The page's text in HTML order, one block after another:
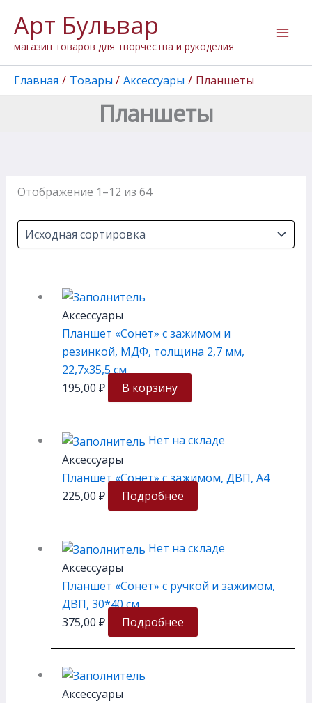
содержимому
Арт Бульвар
магазин товаров для творчества и рукоделия
Главная Товары Аксессуары Планшеты
Планшеты
Отображение 1–12 из 64
Аксессуары
Планшет «Сонет» с зажимом и
резинкой, МДФ, толщина 2,7 мм,
22,7х35,5 см
195,00 ₽ В корзину
Нет на складе
Аксессуары
Планшет «Сонет» с зажимом, ДВП, А4
225,00 ₽ Подробнее
Нет на складе
Аксессуары
Планшет «Сонет» с ручкой и зажимом,
ДВП, 30*40 см
375,00 ₽ Подробнее
Аксессуары